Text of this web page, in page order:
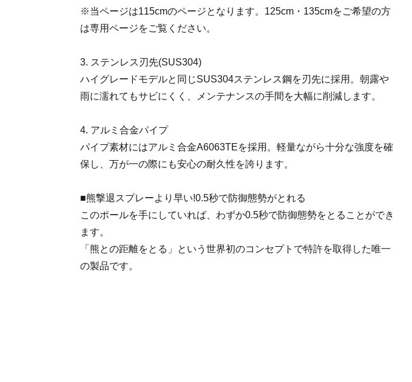
※当ページは115cmのページとなります。125cm・135cmをご希望の方
は専用ページをご覧ください。
3. ステンレス刃先(SUS304)
ハイグレードモデルと同じSUS304ステンレス鋼を刃先に採用。朝露や
雨に濡れてもサビにくく、メンテナンスの手間を大幅に削減します。
4. アルミ合金パイプ
パイプ素材にはアルミ合金A6063TEを採用。軽量ながら十分な強度を確
保し、万が一の際にも安心の耐久性を誇ります。
■熊撃退スプレーより早い!0.5秒で防御態勢がとれる
このポールを手にしていれば、わずか0.5秒で防御態勢をとることができ
ます。
「熊との距離をとる」という世界初のコンセプトで特許を取得した唯一
の製品です。